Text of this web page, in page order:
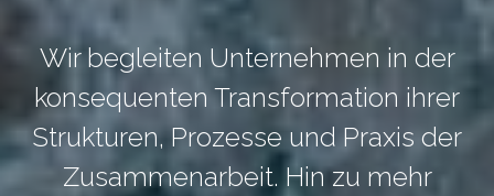
Wir begleiten Unternehmen in der
konsequenten Transformation ihrer
Strukturen, Prozesse und Praxis der
Zusammenarbeit. Hin zu mehr